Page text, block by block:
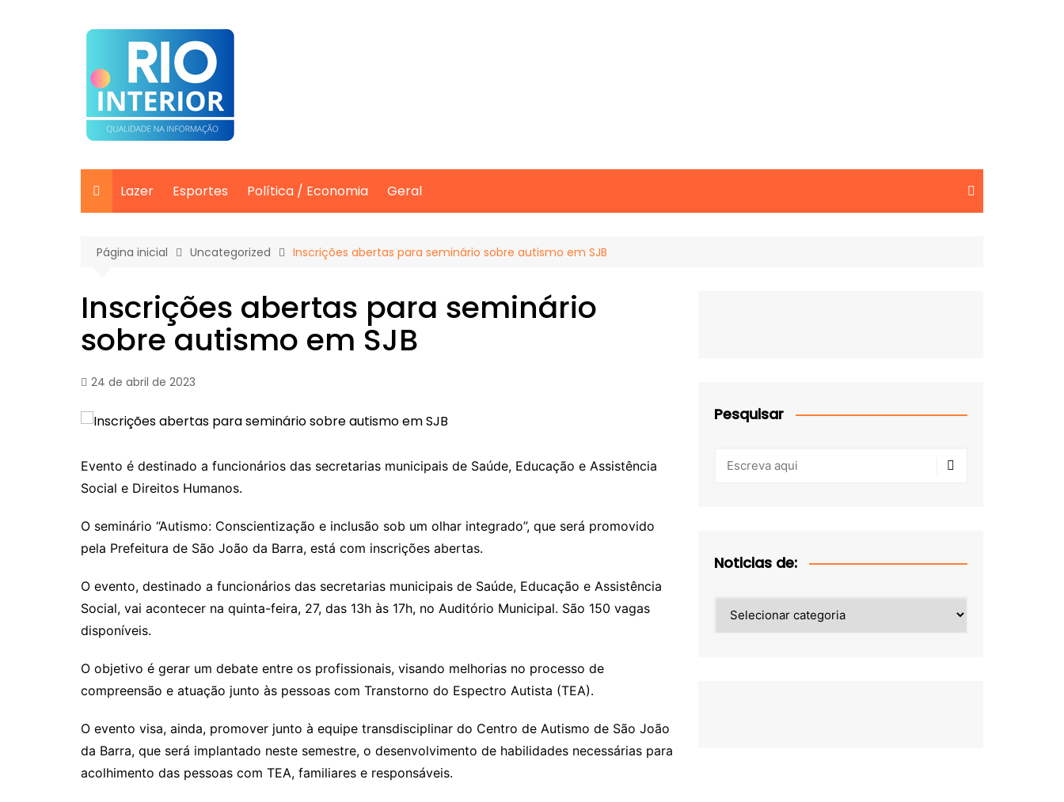
Lazer Esportes Política / Economia Geral
Página inicial Uncategorized Inscrições abertas para seminário sobre autismo em SJB
Inscrições abertas para seminário
sobre autismo em SJB
24 de abril de 2023
Evento é destinado a funcionários das secretarias municipais de Saúde, Educação e Assistência
Social e Direitos Humanos.
O seminário “Autismo: Conscientização e inclusão sob um olhar integrado”, que será promovido
pela Prefeitura de São João da Barra, está com inscrições abertas.
O evento, destinado a funcionários das secretarias municipais de Saúde, Educação e Assistência
Social, vai acontecer na quinta-feira, 27, das 13h às 17h, no Auditório Municipal. São 150 vagas
disponíveis.
O objetivo é gerar um debate entre os profissionais, visando melhorias no processo de
compreensão e atuação junto às pessoas com Transtorno do Espectro Autista (TEA).
O evento visa, ainda, promover junto à equipe transdisciplinar do Centro de Autismo de São João
da Barra, que será implantado neste semestre, o desenvolvimento de habilidades necessárias para
acolhimento das pessoas com TEA, familiares e responsáveis.
Pesquisar
Noticias de:
de: